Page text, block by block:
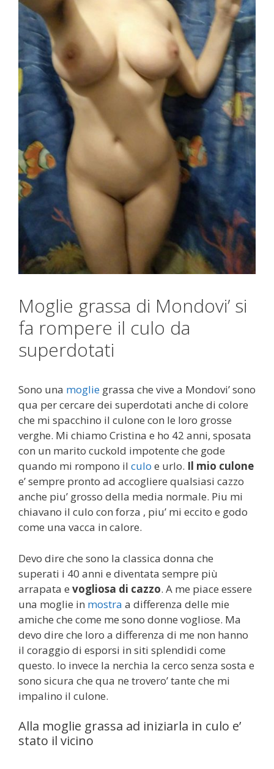
Moglie grassa di Mondovi’ si
fa rompere il culo da
superdotati
Sono una moglie grassa che vive a Mondovi’ sono
qua per cercare dei superdotati anche di colore
che mi spacchino il culone con le loro grosse
verghe. Mi chiamo Cristina e ho 42 anni, sposata
con un marito cuckold impotente che gode
quando mi rompono il culo e urlo. Il mio culone
e’ sempre pronto ad accogliere qualsiasi cazzo
anche piu’ grosso della media normale. Piu mi
chiavano il culo con forza , piu’ mi eccito e godo
come una vacca in calore.
Devo dire che sono la classica donna che
superati i 40 anni e diventata sempre più
arrapata e vogliosa di cazzo. A me piace essere
una moglie in mostra a differenza delle mie
amiche che come me sono donne vogliose. Ma
devo dire che loro a differenza di me non hanno
il coraggio di esporsi in siti splendidi come
questo. Io invece la nerchia la cerco senza sosta e
sono sicura che qua ne trovero’ tante che mi
impalino il culone.
Alla moglie grassa ad iniziarla in culo e’
stato il vicino